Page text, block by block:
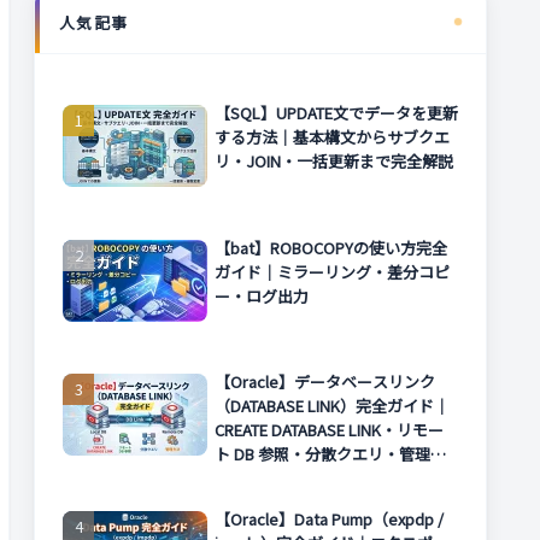
人気記事
【SQL】UPDATE文でデータを更新
する方法｜基本構文からサブクエ
リ・JOIN・一括更新まで完全解説
【bat】ROBOCOPYの使い方完全
ガイド｜ミラーリング・差分コピ
ー・ログ出力
【Oracle】データベースリンク
（DATABASE LINK）完全ガイド｜
CREATE DATABASE LINK・リモー
ト DB 参照・分散クエリ・管理方
【Oracle】Data Pump（expdp /